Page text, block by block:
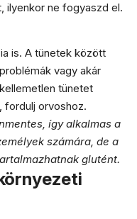
ilyenkor ne fogyaszd el.
is. A tünetek között
vagy akár
tünetet
fordulj orvoshoz.
így alkalmas a
számára, de a
glutént.